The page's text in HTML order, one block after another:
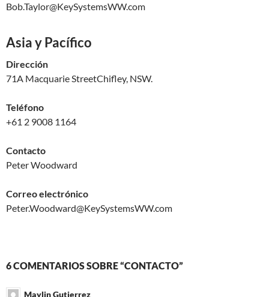
Bob.Taylor@KeySystemsWW.com
Asia y Pacífico
Dirección
71A Macquarie StreetChifley, NSW.
Teléfono
+61 2 9008 1164
Contacto
Peter Woodward
Correo electrónico
Peter.Woodward@KeySystemsWW.com
6 COMENTARIOS SOBRE “CONTACTO”
Maylin Gutierrez